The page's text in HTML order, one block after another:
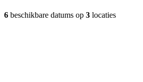
6 beschikbare datums op 3 locaties